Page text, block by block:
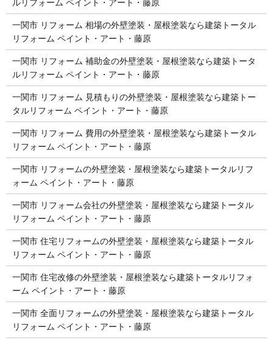
ルリフォーム ペイント・アート・藤原
一関市 リフォーム 相場の外壁塗装・屋根塗装なら建築トータル
リフォーム ペイント・アート・藤原
一関市 リフォーム 補助金の外壁塗装・屋根塗装なら建築トータ
ルリフォーム ペイント・アート・藤原
一関市 リフォーム 見積もりの外壁塗装・屋根塗装なら建築トー
タルリフォーム ペイント・アート・藤原
一関市 リフォーム 費用の外壁塗装・屋根塗装なら建築トータル
リフォーム ペイント・アート・藤原
一関市 リフォームの外壁塗装・屋根塗装なら建築トータルリフ
ォーム ペイント・アート・藤原
一関市 リフォーム会社の外壁塗装・屋根塗装なら建築トータル
リフォーム ペイント・アート・藤原
一関市 住宅リフォームの外壁塗装・屋根塗装なら建築トータル
リフォーム ペイント・アート・藤原
一関市 住宅改修の外壁塗装・屋根塗装なら建築トータルリフォ
ーム ペイント・アート・藤原
一関市 全面リフォームの外壁塗装・屋根塗装なら建築トータル
リフォーム ペイント・アート・藤原